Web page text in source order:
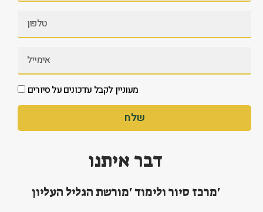
מעוניין לקבל עדכונים על סיורים
שלח
דבר איתנו
מרכז סיור ולימוד 'מורשת הגליל העליון'